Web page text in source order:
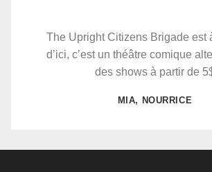
The Upright Citizens Brigade est
d’ici, c’est un théâtre comique
des shows à partir de
MIA, NOURRICE